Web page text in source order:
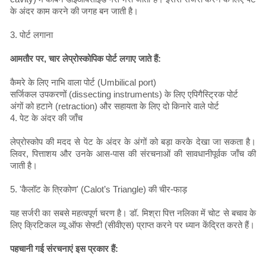
के अंदर काम करने की जगह बन जाती है।
3. पोर्ट लगाना
आमतौर पर, चार लेप्रोस्कोपिक पोर्ट लगाए जाते हैं:
कैमरे के लिए नाभि वाला पोर्ट (Umbilical port)
सर्जिकल उपकरणों (dissecting instruments) के लिए एपिगैस्ट्रिक पोर्ट
अंगों को हटाने (retraction) और सहायता के लिए दो किनारे वाले पोर्ट
4. पेट के अंदर की जाँच
लेप्रोस्कोप की मदद से पेट के अंदर के अंगों को बड़ा करके देखा जा सकता है।
लिवर, पित्ताशय और उनके आस-पास की संरचनाओं की सावधानीपूर्वक जाँच की
जाती है।
5. 'कैलॉट के त्रिकोण' (Calot’s Triangle) की चीर-फाड़
यह सर्जरी का सबसे महत्वपूर्ण चरण है। डॉ. मिश्रा पित्त नलिका में चोट से बचाव के
लिए क्रिटिकल व्यू ऑफ सेफ्टी (सीवीएस) प्राप्त करने पर ध्यान केंद्रित करते हैं।
पहचानी गई संरचनाएं इस प्रकार हैं: